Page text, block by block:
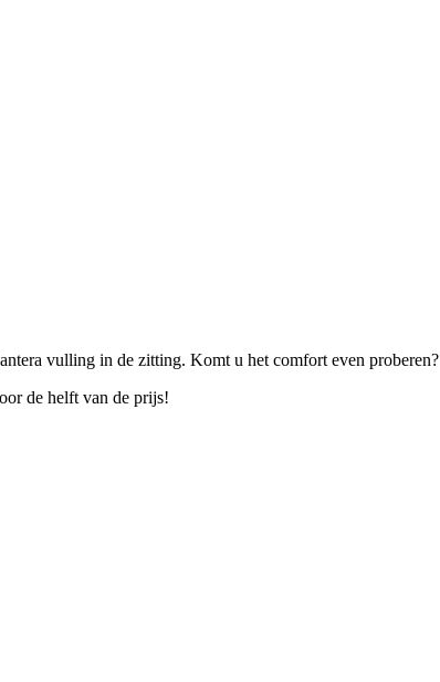
vulling in de zitting. Komt u het comfort even proberen?
de helft van de prijs!